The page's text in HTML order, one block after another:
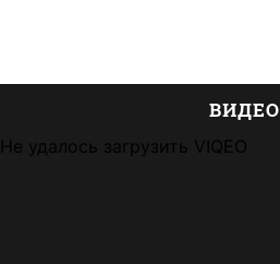
ВИДЕО
Не удалось загрузить VIQEO